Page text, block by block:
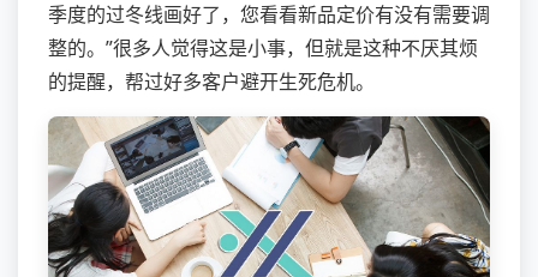
季度的过冬线画好了，您看看新品定价有没有需要调
整的。”很多人觉得这是小事，但就是这种不厌其烦
的提醒，帮过好多客户避开生死危机。